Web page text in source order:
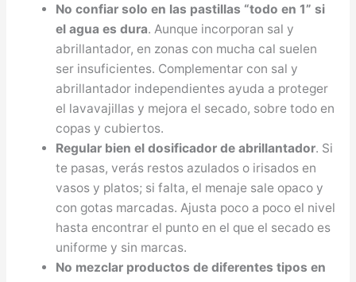
No confiar solo en las pastillas “todo en 1” si
el agua es dura. Aunque incorporan sal y
abrillantador, en zonas con mucha cal suelen
ser insuficientes. Complementar con sal y
abrillantador independientes ayuda a proteger
el lavavajillas y mejora el secado, sobre todo en
copas y cubiertos.
Regular bien el dosificador de abrillantador. Si
te pasas, verás restos azulados o irisados en
vasos y platos; si falta, el menaje sale opaco y
con gotas marcadas. Ajusta poco a poco el nivel
hasta encontrar el punto en el que el secado es
uniforme y sin marcas.
No mezclar productos de diferentes tipos en